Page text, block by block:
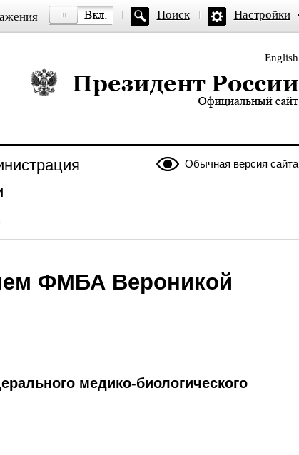
Поиск Настройки
English
Президент России — официальный сайт
Обычная версия сайта
ФМБА Вероникой
медико-биологического